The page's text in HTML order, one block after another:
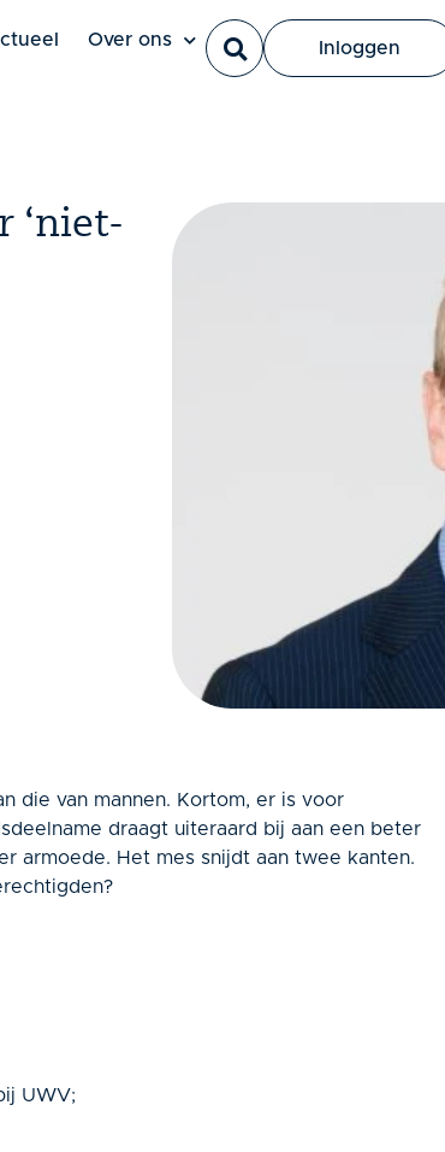
Over ons Inloggen
‘niet-
die van mannen. Kortom, er is voor
draagt uiteraard bij aan een beter
armoede. Het mes snijdt aan twee kanten.
UWV;